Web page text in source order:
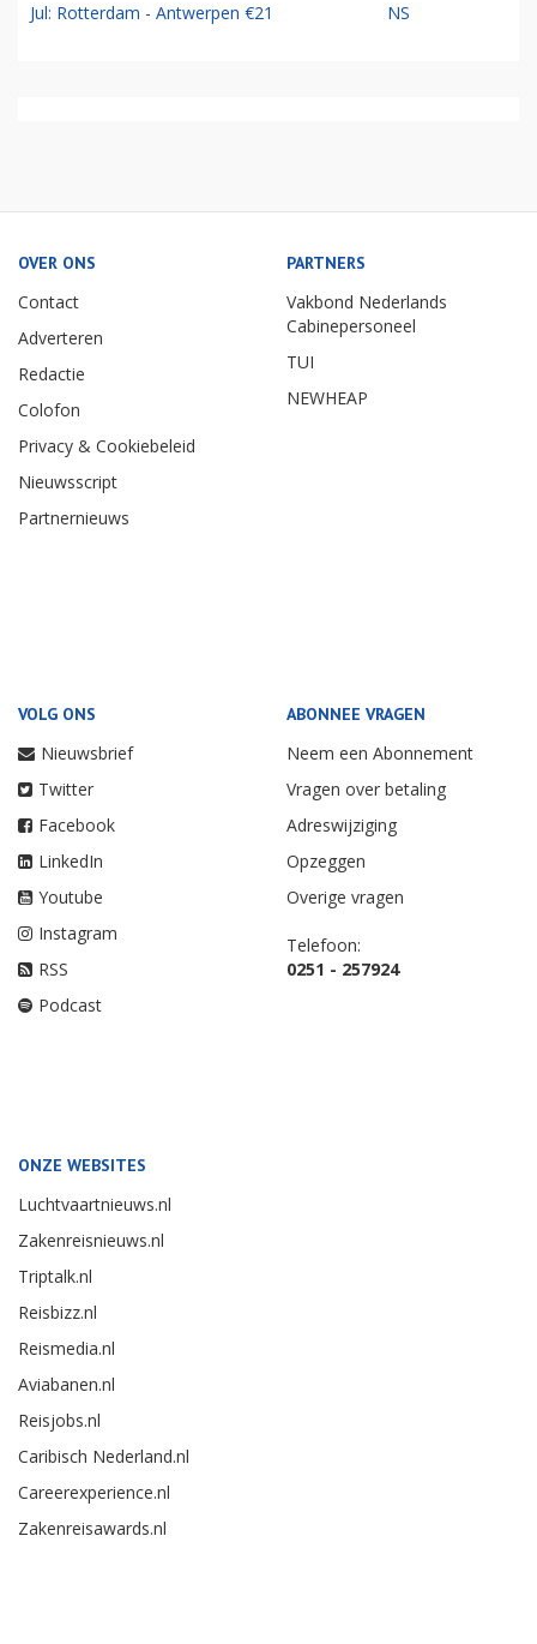
Jul: Rotterdam - Antwerpen €21 NS
OVER ONS
Contact
Adverteren
Redactie
Colofon
Privacy & Cookiebeleid
Nieuwsscript
Partnernieuws
PARTNERS
Vakbond Nederlands
Cabinepersoneel
TUI
NEWHEAP
VOLG ONS
Nieuwsbrief
Twitter
Facebook
LinkedIn
Youtube
Instagram
RSS
Podcast
ABONNEE VRAGEN
Neem een Abonnement
Vragen over betaling
Adreswijziging
Opzeggen
Overige vragen
Telefoon:
0251 - 257924
ONZE WEBSITES
Luchtvaartnieuws.nl
Zakenreisnieuws.nl
Triptalk.nl
Reisbizz.nl
Reismedia.nl
Aviabanen.nl
Reisjobs.nl
Caribisch Nederland.nl
Careerexperience.nl
Zakenreisawards.nl